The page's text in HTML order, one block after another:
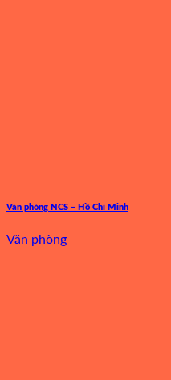
Văn phòng NCS – Hồ Chí Minh
Văn phòng